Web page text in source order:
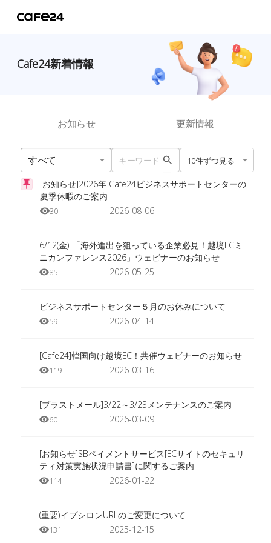
Cafe24新着情報
お知らせ 更新情報
10件ずつ見る
[お知らせ]2026年 Cafe24ビジネスサポートセンターの
夏季休暇のご案内
30 2026-08-06
6/12(金) 「海外進出を狙っている企業必見！越境ECミ
ニカンファレンス2026」ウェビナーのお知らせ
85 2026-05-25
ビジネスサポートセンター５月のお休みについて
59 2026-04-14
[Cafe24]韓国向け越境EC！共催ウェビナーのお知らせ
119 2026-03-16
[ブラストメール]3/22～3/23メンテナンスのご案内
60 2026-03-09
[お知らせ]SBペイメントサービス[ECサイトのセキュリ
ティ対策実施状況申請書]に関するご案内
114 2026-01-22
(重要)イプシロンURLのご変更について
131 2025-12-15